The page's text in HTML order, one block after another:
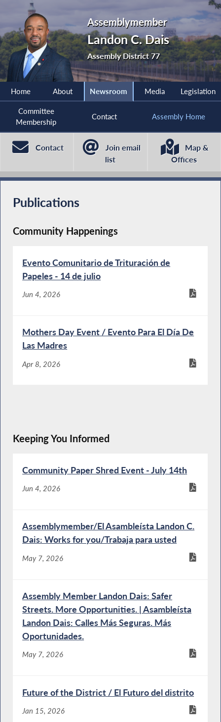
Assemblymember
Landon C. Dais
Assembly District 77
Home About Newsroom Media Legislation
Committee
Membership
Contact Assembly Home
Contact
Join email
list
Map &
Offices
Publications
Community Happenings
Evento Comunitario de Trituración de
Papeles - 14 de julio
Jun 4, 2026
Mothers Day Event / Evento Para El Día De
Las Madres
Apr 8, 2026
Keeping You Informed
Community Paper Shred Event - July 14th
Jun 4, 2026
Assemblymember/El Asambleísta Landon C.
Dais: Works for you/Trabaja para usted
May 7, 2026
Assembly Member Landon Dais: Safer
Streets. More Opportunities. | Asambleísta
Landon Dais: Calles Más Seguras. Más
Oportunidades.
May 7, 2026
Future of the District / El Futuro del distrito
Jan 15, 2026